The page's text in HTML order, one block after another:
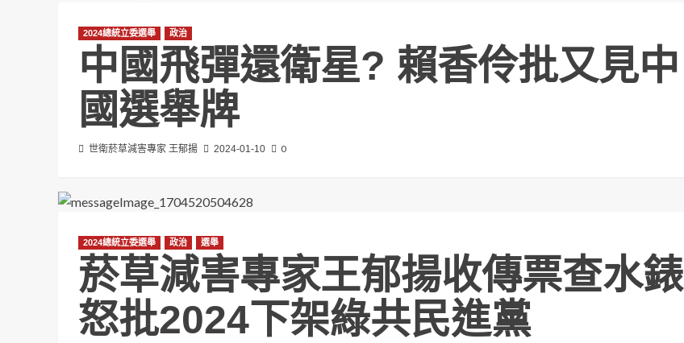
2024總統立委選舉 政治
中國飛彈還衛星? 賴香伶批又見中
國選舉牌
世衛菸草減害專家 王郁揚 2024-01-10 0
2024總統立委選舉 政治 選舉
菸草減害專家王郁揚收傳票查水錶
怒批2024下架綠共民進黨